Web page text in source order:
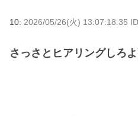
10: 2026/05/26(火) 13:07:18.35
さっさとヒアリングしろ